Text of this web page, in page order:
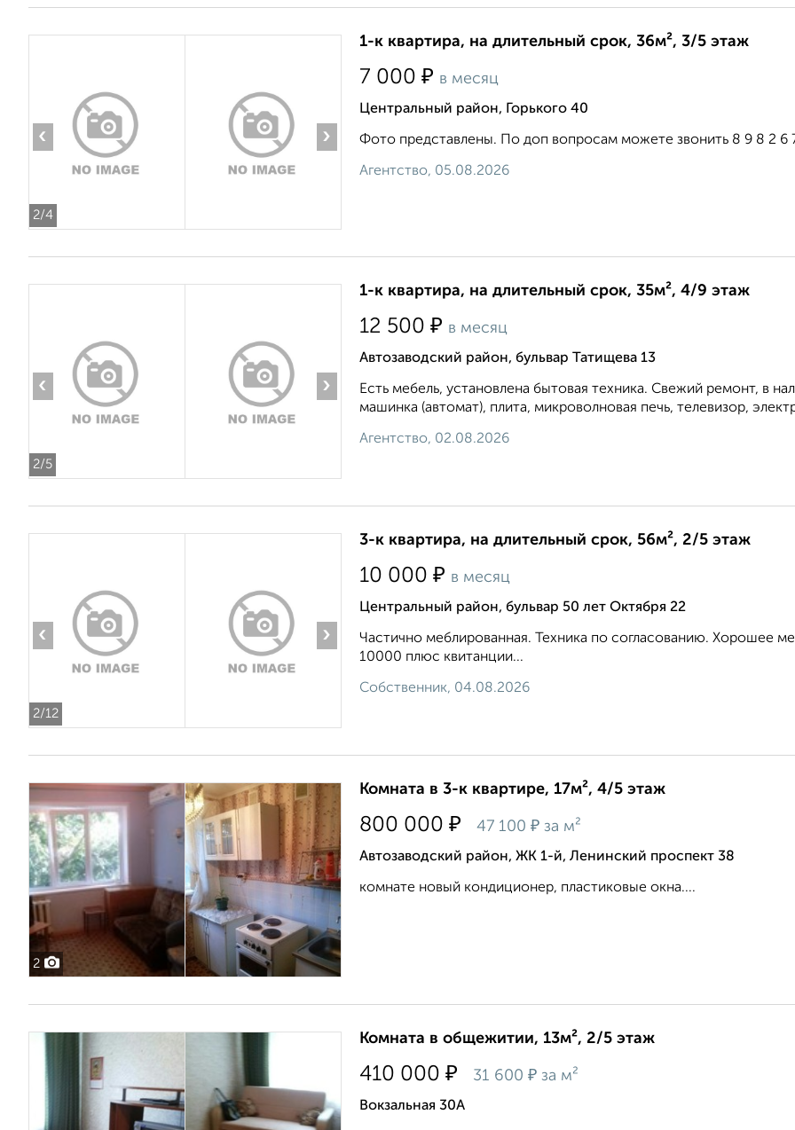
2/4
‹ ›
1-к квартира, на длительный срок, 36м², 3/5 этаж
7 000 ₽ в месяц
Центральный район, Горького 40
Фото представлены. По доп вопросам можете звонить 8 9 8 2 6
Агентство, 05.08.2026
2/5
‹ ›
1-к квартира, на длительный срок, 35м², 4/9 этаж
12 500 ₽ в месяц
Автозаводский район, бульвар Татищева 13
Есть мебель, установлена бытовая техника. Свежий ремонт, в
машинка (автомат), плита, микроволновая печь, телевизор,
Агентство, 02.08.2026
2/12
‹ ›
3-к квартира, на длительный срок, 56м², 2/5 этаж
10 000 ₽ в месяц
Центральный район, бульвар 50 лет Октября 22
Частично меблированная. Техника по согласованию. Хорошее
10000 плюс квитанции...
Собственник, 04.08.2026
2
Комната в 3-к квартире, 17м², 4/5 этаж
800 000 ₽ 47 100 ₽ за м²
Автозаводский район, ЖК 1-й, Ленинский проспект 38
комнате новый кондиционер, пластиковые окна....
Комната в общежитии, 13м², 2/5 этаж
410 000 ₽ 31 600 ₽ за м²
Вокзальная 30А